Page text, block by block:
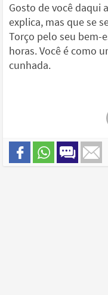
Gosto de você daqui
explica, mas que se
Torço pelo seu bem-
horas. Você é como
cunhada.